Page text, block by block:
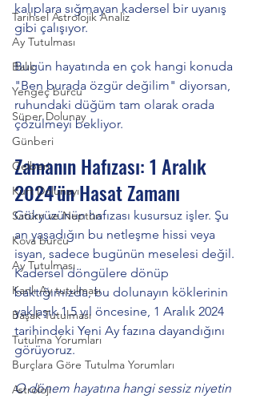
Tarihsel Astrolojik Analiz
Ay Tutulması
Balık
Yengeç burcu
Süper Dolunay
Günberi
Gelberi
Kurt Dolunayı
Satürn ve Neptün
Kova burcu
Ay Tutulması
Kanlı Ay tutulması
Başak Tutulması
Tutulma Yorumları
Burçlara Göre Tutulma Yorumları
Astroloji
kalıplara sığmayan kadersel bir uyanış
gibi çalışıyor.
Bugün hayatında en çok hangi konuda
"Ben burada özgür değilim" diyorsan,
ruhundaki düğüm tam olarak orada
çözülmeyi bekliyor.
Zamanın Hafızası: 1 Aralık
2024'ün Hasat Zamanı
Gökyüzünün hafızası kusursuz işler. Şu
an yaşadığın bu netleşme hissi veya
isyan, sadece bugünün meselesi değil.
Kadersel döngülere dönüp
baktığımızda, bu dolunayın köklerinin
yaklaşık 1.5 yıl öncesine, 1 Aralık 2024
tarihindeki Yeni Ay fazına dayandığını
görüyoruz.
O dönem hayatına hangi sessiz niyetin